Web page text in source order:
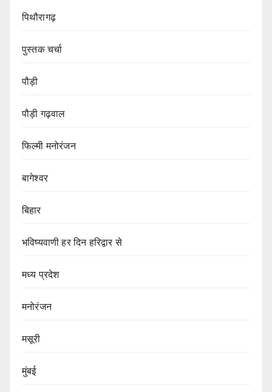
पिथौरागढ़
पुस्तक चर्चा
पौड़ी
पौड़ी गढ़वाल
फिल्मी मनोरंजन
बागेश्वर
बिहार
भविष्यवाणी हर दिन हरिद्वार से
मध्य प्रदेश
मनोरंजन
मसूरी
मुंबई